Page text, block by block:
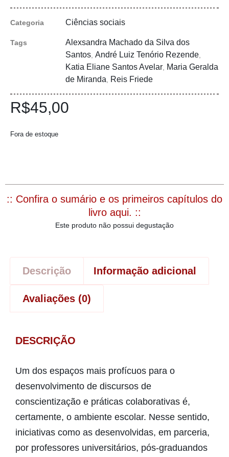
Categoria Ciências sociais
Tags
Alexsandra Machado da Silva dos
Santos André Luiz Tenório Rezende
Katia Eliane Santos Avelar Maria Geralda
de Miranda
Reis Friede
R$45,00
Fora de estoque
:: Confira o sumário e os primeiros capítulos do
livro aqui. ::
Este produto não possui degustação
Descrição Informação adicional
Avaliações (0)
DESCRIÇÃO
Um dos espaços mais profícuos para o
desenvolvimento de discursos de
conscientização e práticas colaborativas é,
certamente, o ambiente escolar. Nesse sentido,
iniciativas como as desenvolvidas, em parceria,
por professores universitários, pós-graduandos